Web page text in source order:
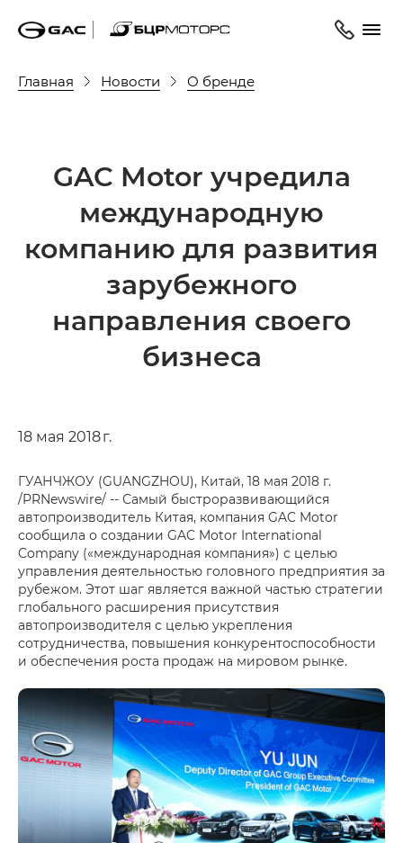
Главная Новости О бренде
GAC Motor учредила
международную
компанию для развития
зарубежного
направления своего
бизнеса
18 мая 2018 г.
ГУАНЧЖОУ (GUANGZHOU), Китай, 18 мая 2018 г.
/PRNewswire/ -- Самый быстроразвивающийся
автопроизводитель Китая, компания GAC Motor
сообщила о создании GAC Motor International
Company («международная компания») с целью
управления деятельностью головного предприятия за
рубежом. Этот шаг является важной частью стратегии
глобального расширения присутствия
автопроизводителя с целью укрепления
сотрудничества, повышения конкурентоспособности
и обеспечения роста продаж на мировом рынке.